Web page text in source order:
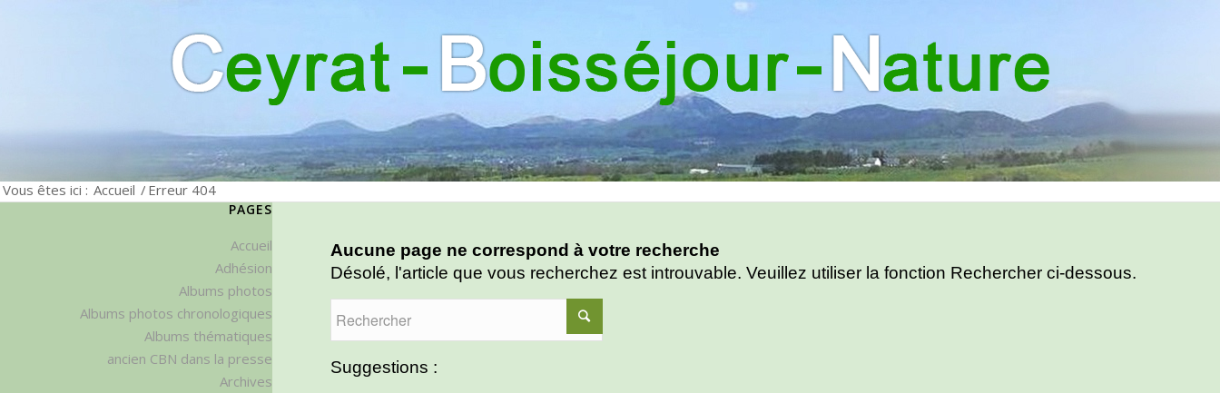
Vous êtes ici : Accueil / Erreur 404
Aucune page ne correspond à votre recherche
Désolé, l'article que vous recherchez est introuvable. Veuillez utiliser la fonction Rechercher ci-dessous.
Suggestions :
PAGES
Accueil
Adhésion
Albums photos
Albums photos chronologiques
Albums thématiques
ancien CBN dans la presse
Archives